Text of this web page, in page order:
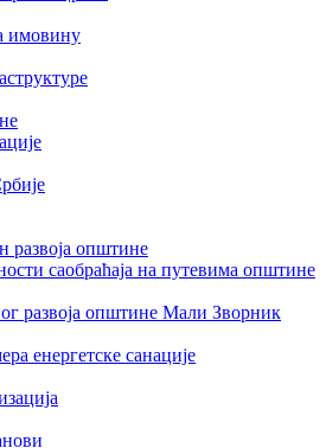
имовину
развоја општине
саобраћаја на путевима општине
развоја општине Мали Зворник
енергетске санације